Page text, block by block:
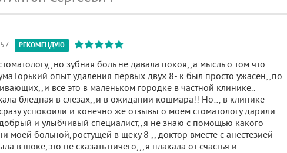
РЕКОМЕНДУЮ
зубная боль не давала покоя,,а мысль о том что
опыт удаления первых двух 8- к был просто ужасен,,по
все это в маленьком городке в частной клинике..
бледная в слезах,,и в ожидании кошмара!! Но::; в клинике
успокоили и конечно же отзывы о моем стоматологу дарили
и улыбчивый специалист,,я не знаю с помощью какого
моей больной,ростущей в щеку 8 ,, доктор вместе с анестезией
в шоке,это не сказать ничего,,,я плакала от счастья и